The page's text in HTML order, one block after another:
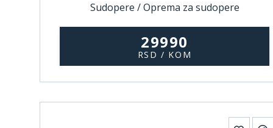
Sudopere / Oprema za sudopere
29990
RSD / KOM